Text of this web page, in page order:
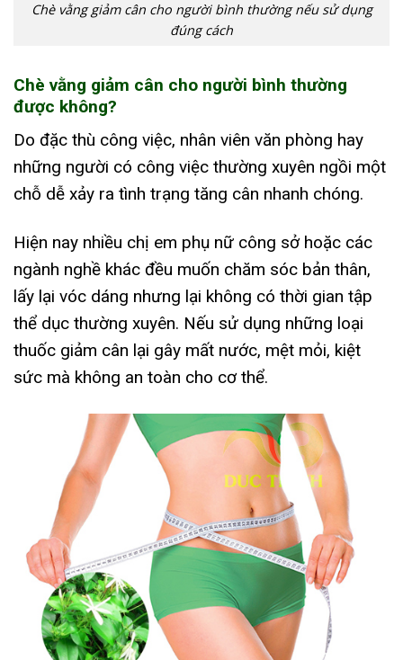
Chè vằng giảm cân cho người bình thường nếu sử dụng
đúng cách
Chè vằng giảm cân cho người bình thường
được không?
Do đặc thù công việc, nhân viên văn phòng hay
những người có công việc thường xuyên ngồi một
chỗ dễ xảy ra tình trạng tăng cân nhanh chóng.
Hiện nay nhiều chị em phụ nữ công sở hoặc các
ngành nghề khác đều muốn chăm sóc bản thân,
lấy lại vóc dáng nhưng lại không có thời gian tập
thể dục thường xuyên. Nếu sử dụng những loại
thuốc giảm cân lại gây mất nước, mệt mỏi, kiệt
sức mà không an toàn cho cơ thể.